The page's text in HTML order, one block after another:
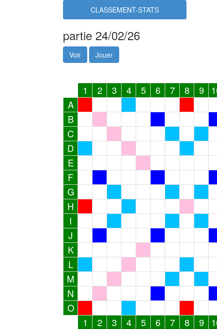
CLASSEMENT-STATS
partie 24/02/26
Voir Jouer
1 2 3 4 5 6 7 8 9
A
B
C
D
E
F
G
H
I
J
K
L
M
N
O
1
2 3 4 5 6 7 8 9